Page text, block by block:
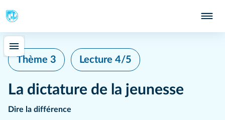
Thème 3 Lecture 4/5
La dictature de la jeunesse
Dire la différence